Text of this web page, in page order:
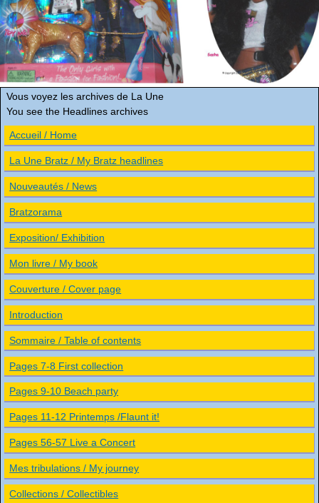
Vous voyez les archives de La Une
You see the Headlines archives
Accueil / Home
La Une Bratz / My Bratz headlines
Nouveautés / News
Bratzorama
Exposition/ Exhibition
Mon livre / My book
Couverture / Cover page
Introduction
Sommaire / Table of contents
Pages 7-8 First collection
Pages 9-10 Beach party
Pages 11-12 Printemps /Flaunt it!
Pages 56-57 Live a Concert
Mes tribulations / My journey
Collections / Collectibles